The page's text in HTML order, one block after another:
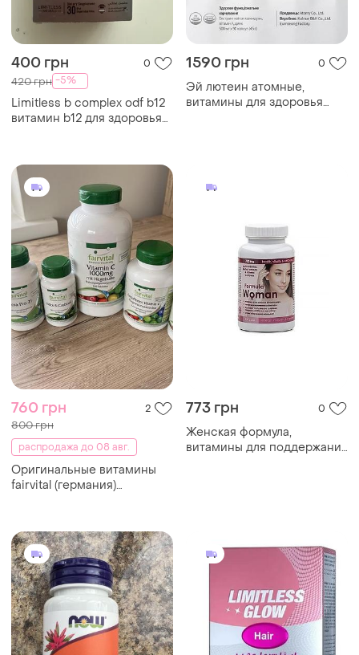
400 грн 0
420 грн -5%
Limitless b complex odf b12
витамин b12 для здоровья
1590 грн 0
Эй лютеин атомные,
витамины для здоровья
760 грн 2
800 грн
распродажа до 08 авг.
Оригинальные витамины
fairvital (германия)
773 грн 0
Женская формула,
витамины для поддержания